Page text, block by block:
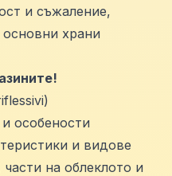
и съжаление,
храни
особености
и видове
на облеклото и